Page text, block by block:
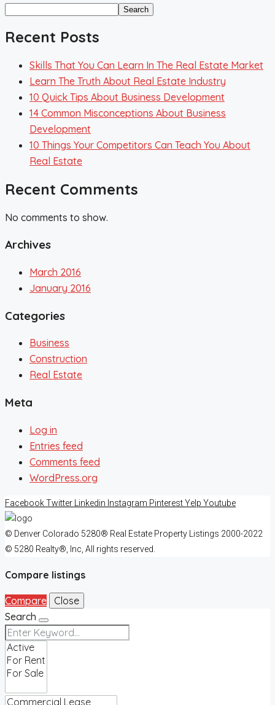
Search
Recent Posts
Skills That You Can Learn In The Real Estate Market
Learn The Truth About Real Estate Industry
10 Quick Tips About Business Development
14 Common Misconceptions About Business
Development
10 Things Your Competitors Can Teach You About
Real Estate
Recent Comments
No comments to show.
Archives
March 2016
January 2016
Categories
Business
Construction
Real Estate
Meta
Log in
Entries feed
Comments feed
WordPress.org
FacebookTwitter Linkedin Instagram PinterestYelp Youtube
© Denver Colorado 5280® Real Estate Property Listings 2000-2022
© 5280 Realty®, Inc, All rights reserved.
Compare listings
Compare
Close
Search